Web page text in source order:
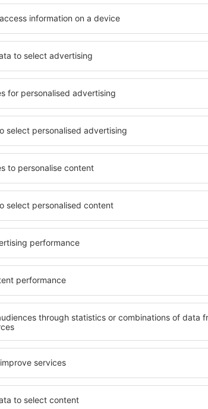
Dimensiunea bagajului de mână
Zboruri spre și dinspre Brazilia Max. 45cm x 36cm
Alte zboruri
* British Airways permite un bagaj cu greutatea maximă
depozita în compartimentul de deasupra scaunului.
în aceeași greutate maxim admisă.
Bagaj de cală British Airways